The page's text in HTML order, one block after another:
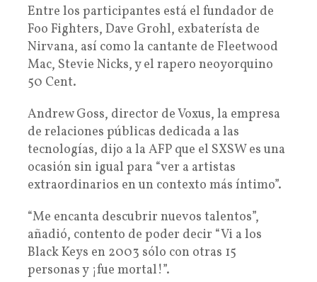
Entre los participantes está el fundador de
Foo Fighters, Dave Grohl, exbaterísta de
Nirvana, así como la cantante de Fleetwood
Mac, Stevie Nicks, y el rapero neoyorquino
50 Cent.
Andrew Goss, director de Voxus, la empresa
de relaciones públicas dedicada a las
tecnologías, dijo a la AFP que el SXSW es una
ocasión sin igual para “ver a artistas
extraordinarios en un contexto más íntimo”.
“Me encanta descubrir nuevos talentos”,
añadió, contento de poder decir “Vi a los
Black Keys en 2003 sólo con otras 15
personas y ¡fue mortal!”.